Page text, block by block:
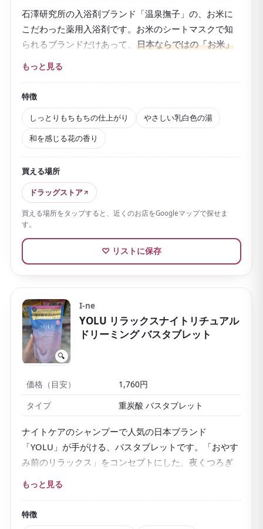
石澤研究所の入浴剤ブランド「温泉撫子」の、お米に
こだわった薬用入浴剤です。お米のシートマスクで知
られるブランドだけあって、 日本ならではの「お米」
温泉ミネラルに加え、米ぬか由来の保湿成分を配合
し、
落ち着いた花の香りも魅力です。
湯ざわりはなめらかで、湯上がりはしっとりもちも
ち 。乾燥やカサつきが気になる季節にぴったりです。
温泉ミネラルを含む医薬部外品なので、疲労回復や肩
のこり、冷え性などにもうれしい一品。おうちにいな
がら温泉気分を味わえます。
1包ずつの手に取りやすいプチプラで軽く、「お米」と
にはうってつけ。重曹やお塩などシリーズが豊富なの
で、香りや好みで選べるのも楽しいところです。
もっと見る
特徴
しっとりもちもちの仕上がり
やさしい乳白色の湯
和を感じる花の香り
買える場所
ドラッグストア
買える場所をタップすると、近くのお店をGoogleマップで探せま
す。
♡ リストに保存
🔍
I-ne
YOLU リラックスナイトリチュアル
ドリーミング バスタブレット
価格（目安）
1,760円
タイプ
重炭酸 バスタブレット
ナイトケアのシャンプーで人気の日本ブランド
「YOLU」が手がける、バスタブレットです。「おやす
み前のリラックス」をコンセプトにした、夜くつろぎ
たい時間にぴったりの入浴アイテム。
お湯に入れるとシュワシュワと溶けて、シルキーパー
プルのにごり湯
もっと見る
特徴